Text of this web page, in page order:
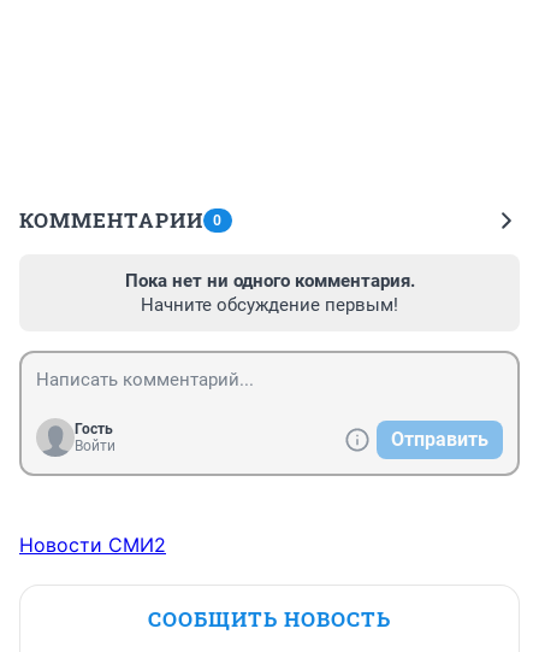
КОММЕНТАРИИ 0
Пока нет ни одного комментария.
Начните обсуждение первым!
Гость
Войти
Отправить
Новости СМИ2
СООБЩИТЬ НОВОСТЬ